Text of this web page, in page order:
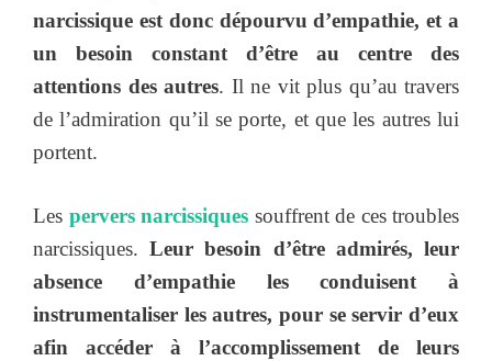
narcissique est donc dépourvu d’empathie, et a
un besoin constant d’être au centre des
attentions des autres. Il ne vit plus qu’au travers
de l’admiration qu’il se porte, et que les autres lui
portent.
Les pervers narcissiques souffrent de ces troubles
narcissiques. Leur besoin d’être admirés, leur
absence d’empathie les conduisent à
instrumentaliser les autres, pour se servir d’eux
afin accéder à l’accomplissement de leurs